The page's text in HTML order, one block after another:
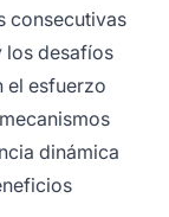
consecutivas
los desafíos
el esfuerzo
dinámica